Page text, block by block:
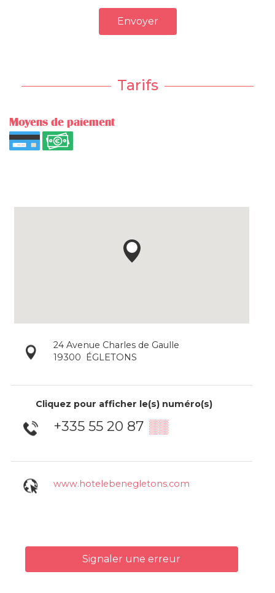
Envoyer
Tarifs
Moyens de paiement
24 Avenue Charles de Gaulle
19300
ÉGLETONS
Cliquez pour afficher le(s) numéro(s)
+335 55 20 87 ▒▒
www.hotelebenegletons.com
Signaler une erreur